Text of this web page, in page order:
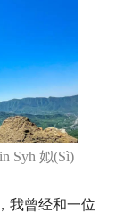
Syh 姒(Sì)
我曾经和一位